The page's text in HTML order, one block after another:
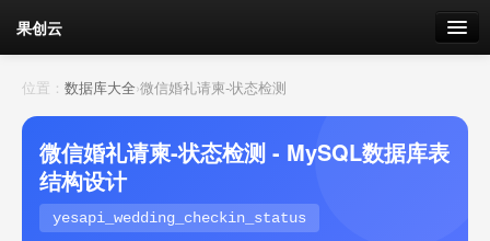
果创云
数据表单
API接口
云存储
位置： 数据库大全›微信婚礼请柬-状态检测
微信婚礼请柬-状态检测 - MySQL数据库表
结构设计
yesapi_wedding_checkin_status